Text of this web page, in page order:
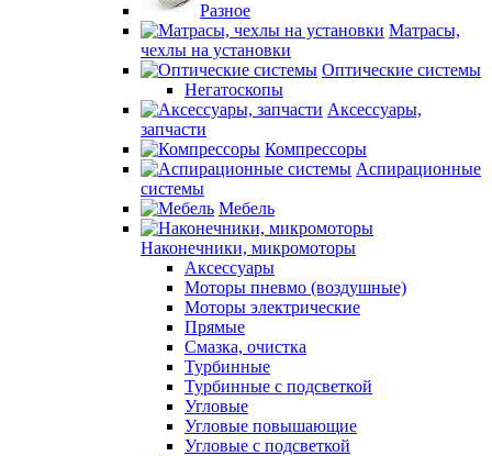
Разное
Матрасы,
чехлы на установки
Оптические системы
Негатоскопы
Аксессуары,
запчасти
Компрессоры
Аспирационные
системы
Мебель
Наконечники, микромоторы
Аксессуары
Моторы пневмо (воздушные)
Моторы электрические
Прямые
Смазка, очистка
Турбинные
Турбинные с подсветкой
Угловые
Угловые повышающие
Угловые с подсветкой